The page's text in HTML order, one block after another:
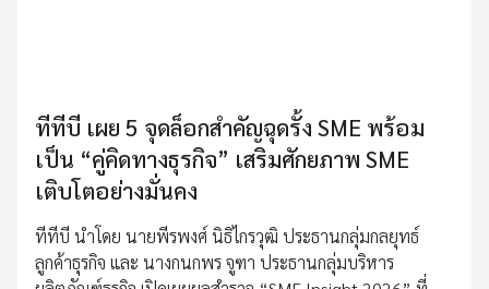
ทีทีบี เผย 5 จุดล็อกสำคัญฉุดรั้ง SME พร้อม
เป็น “คู่คิดทางธุรกิจ” เสริมศักยภาพ SME
เติบโตอย่างมั่นคง
ทีทีบี นำโดย นายพีรพงศ์ นิธิไกรวุฒิ ประธานกลุ่มกลยุทธ์
ลูกค้าธุรกิจ และ นางกนกพร จูฑา ประธานกลุ่มบริหาร